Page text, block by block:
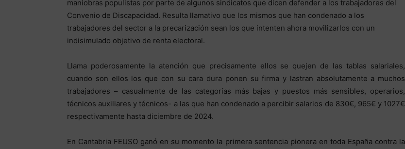
maniobras populistas por parte de algunos sindicatos que dicen defender a los trabajadores del
Convenio de Discapacidad. Resulta llamativo que los mismos que han condenado a los
trabajadores del sector a la precarización sean los que intenten ahora movilizarlos con un
indisimulado objetivo de renta electoral.
Llama poderosamente la atención que precisamente ellos se quejen de las tablas salariales,
cuando son ellos los que con su cara dura ponen su firma y lastran absolutamente a muchos
trabajadores – casualmente de las categorías más bajas y puestos más sensibles, operarios,
técnicos auxiliares y técnicos- a las que han condenado a percibir salarios de 830€, 965€ y 1027€
respectivamente hasta diciembre de 2024.
En Cantabria FEUSO ganó en su momento la primera sentencia pionera en toda España contra la